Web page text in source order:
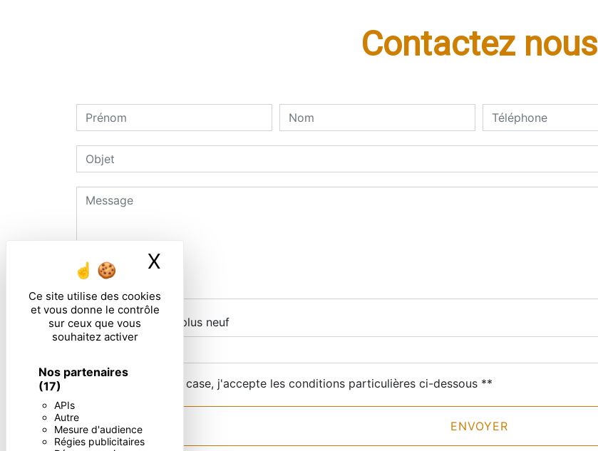
Ce site utilise des cookies
et vous donne le contrôle
sur ceux que vous
souhaitez activer
Nos partenaires
(17)
APIs
Autre
Mesure d'audience
Régies publicitaires
X
Contactez nous
Combien font cinq plus neuf
En cochant cette case, j'accepte les conditions particulières ci-dessous **
ENVOYER